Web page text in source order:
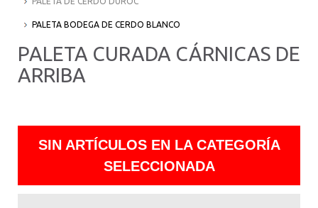
PALETA BODEGA DE CERDO BLANCO
PALETA CURADA CÁRNICAS DE
ARRIBA
SIN ARTÍCULOS EN LA CATEGORÍA
SELECCIONADA